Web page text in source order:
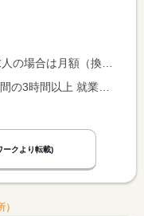
人の場合は時間額を表示しています。
ークより転載)